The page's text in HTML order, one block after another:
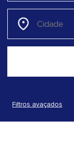
Filtros avaçados